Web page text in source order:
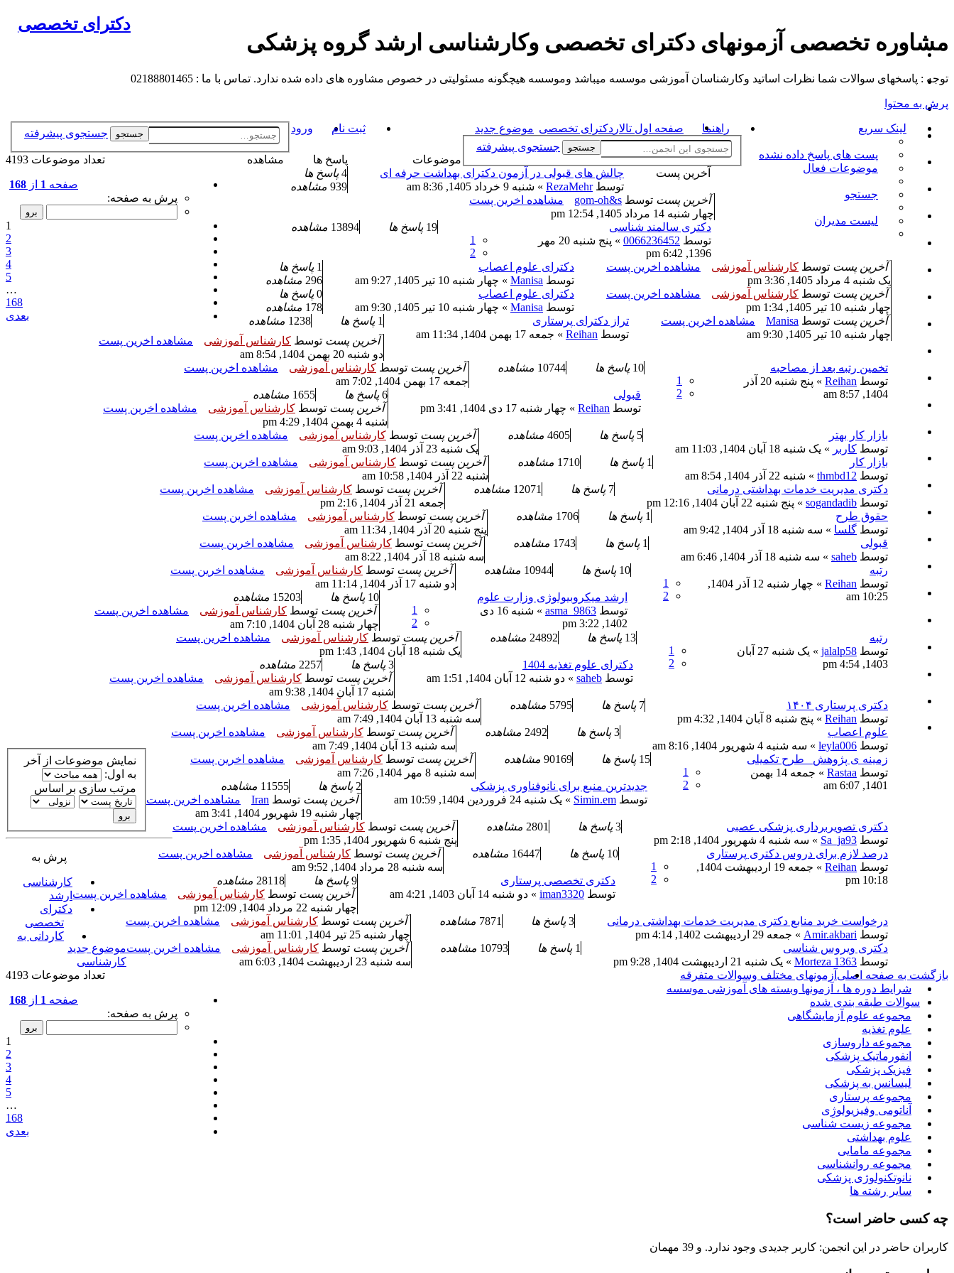
مشاوره تخصصی آزمونهای دکترای تخصصی وکارشناسی ارشد گروه پزشکی
توجه : پاسخهای سوالات شما نظرات اساتید وکارشناسان آموزشی موسسه میباشد وموسسه هیچگونه مسئولیتی در خصوص مشاوره های داده شده ندارد. تماس با ما : 02188801465
پرش به محتوا
جستجو جستجوی پیشرفته لینک سریع
پست های پاسخ داده نشده
موضوعات فعال
جستجو
لیست مدیران
راهنما ورود ثبت نام صفحه اول تالار دکترای تخصصی
دکترای تخصصی
موضوع جدید
جستجو
جستجوی پیشرفته
تعداد موضوعات 4193
صفحه 1 از 168
پرش به صفحه:
1
2
3
4
5
…
168
بعدی
موضوعات پاسخ ها
مشاهده
آخرین پست
چالش های قبولی در آزمون دکترای بهداشت حرفه ای
توسطRezaMehr » شنبه 9 خرداد 1405, 8:36 am
4 پاسخ ها
939 مشاهده
آخرین پست توسط gom-oh&s
مشاهده اخرین پست
چهار شنبه 14 مرداد 1405, 12:54 pm
دکتری سالمند شناسی
1
2
توسط 0066236452
» پنج شنبه 20 مهر
1396, 6:42 pm
19 پاسخ ها 13894 مشاهده
آخرین پست توسط کارشناس آموزشی
مشاهده اخرین پست
یک شنبه 4 مرداد 1405, 3:36 pm
دکترای علوم اعصاب
توسط Manisa » چهار شنبه 10 تیر 1405, 9:27 am
1 پاسخ ها
296 مشاهده
آخرین پست توسط کارشناس آموزشی
مشاهده اخرین پست
چهار شنبه 10 تیر 1405, 1:34 pm
دکترای علوم اعصاب
توسط Manisa » چهار شنبه 10 تیر 1405, 9:30 am
0 پاسخ ها
178 مشاهده
آخرین پست توسط Manisa
مشاهده اخرین پست
چهار شنبه 10 تیر 1405, 9:30 am
تراز دکترای پرستاری
توسط Reihan » جمعه 17 بهمن 1404, 11:34 am
1 پاسخ ها 1238 مشاهده
آخرین پست توسط کارشناس آموزشی
مشاهده اخرین پست
دو شنبه 20 بهمن 1404, 8:54 am
تخمین رتبه بعد از مصاحبه
1
2
توسط Reihan
» پنج شنبه 20 آذر
1404, 8:57 am
10 پاسخ ها 10744 مشاهده آخرین پست توسط کارشناس آموزشی
مشاهده اخرین پست
جمعه 17 بهمن 1404, 7:02 am
قبولی
توسط Reihan » چهار شنبه 17 دی 1404, 3:41 pm
6 پاسخ ها 1655 مشاهده
آخرین پست توسط کارشناس آموزشی
مشاهده اخرین پست
شنبه 4 بهمن 1404, 4:29 pm
بازار کار بهتر
توسط کاربر » یک شنبه 18 آبان 1404, 11:03 am
5 پاسخ ها 4605 مشاهده آخرین پست توسط کارشناس آموزشی
مشاهده اخرین پست
یک شنبه 23 آذر 1404, 9:03 am
بازار کار
توسط thmbd12 » شنبه 22 آذر 1404, 8:54 am
1 پاسخ ها 1710 مشاهده آخرین پست توسط کارشناس آموزشی
مشاهده اخرین پست
شنبه 22 آذر 1404, 10:58 am
دکتری مدیریت خدمات بهداشتی درمانی
توسط sogandadib » پنج شنبه 22 آبان 1404, 12:16 pm
7 پاسخ ها 12071 مشاهده آخرین پست توسط کارشناس آموزشی
مشاهده اخرین پست
جمعه 21 آذر 1404, 2:16 pm
حقوق طرح
توسط گلسا » سه شنبه 18 آذر 1404, 9:42 am
1 پاسخ ها 1706 مشاهده آخرین پست توسط کارشناس آموزشی
مشاهده اخرین پست
پنج شنبه 20 آذر 1404, 11:34 am
قبولی
توسط saheb » سه شنبه 18 آذر 1404, 6:46 am
1 پاسخ ها 1743 مشاهده آخرین پست توسط کارشناس آموزشی
مشاهده اخرین پست
سه شنبه 18 آذر 1404, 8:22 am
رتبه
1
2
توسط Reihan
» چهار شنبه 12 آذر 1404,
10:25 am
10 پاسخ ها 10944 مشاهده آخرین پست توسط کارشناس آموزشی
مشاهده اخرین پست
دو شنبه 17 آذر 1404, 11:14 am
ارشد میکروبیولوژی وزارت علوم
1
2
توسط asma_9863
» شنبه 16 دی
1402, 3:22 pm
10 پاسخ ها 15203 مشاهده
آخرین پست توسط کارشناس آموزشی
مشاهده اخرین پست
چهار شنبه 28 آبان 1404, 7:10 am
رتبه
1
2
توسط jalalp58
» یک شنبه 27 آبان
1403, 4:54 pm
13 پاسخ ها 24892 مشاهده آخرین پست توسط کارشناس آموزشی
مشاهده اخرین پست
یک شنبه 18 آبان 1404, 1:43 pm
دکترای علوم تغذیه 1404
توسط saheb » دو شنبه 12 آبان 1404, 1:51 am
3 پاسخ ها 2257 مشاهده
آخرین پست توسط کارشناس آموزشی
مشاهده اخرین پست
شنبه 17 آبان 1404, 9:38 am
دکتری پرستاری ۱۴۰۴
توسط Reihan » پنج شنبه 8 آبان 1404, 4:32 pm
7 پاسخ ها 5795 مشاهده آخرین پست توسط کارشناس آموزشی
مشاهده اخرین پست
سه شنبه 13 آبان 1404, 7:49 am
علوم اعصاب
توسط leyla006 » سه شنبه 4 شهریور 1404, 8:16 am
3 پاسخ ها 2492 مشاهده آخرین پست توسط کارشناس آموزشی
مشاهده اخرین پست
سه شنبه 13 آبان 1404, 7:49 am
زمینه ی پژوهش_ طرح تکمیلی
1
2
توسط Rastaa
» جمعه 14 بهمن
1401, 6:07 am
15 پاسخ ها 90169 مشاهده آخرین پست توسط کارشناس آموزشی
مشاهده اخرین پست
سه شنبه 8 مهر 1404, 7:26 am
جدیدترین منبع برای نانوفناوری پزشکی
توسط Simin.em » یک شنبه 24 فروردین 1404, 10:59 am
2 پاسخ ها 11555 مشاهده
آخرین پست توسط Iran
مشاهده اخرین پست
چهار شنبه 19 شهریور 1404, 3:41 am
دکتری تصویربرداری پزشکی عصبی
توسط Sa_ja93 » سه شنبه 4 شهریور 1404, 2:18 pm
3 پاسخ ها 2801 مشاهده آخرین پست توسط کارشناس آموزشی
مشاهده اخرین پست
پنج شنبه 6 شهریور 1404, 1:35 pm
درصد لازم برای دروس دکتری پرستاری
1
2
توسط Reihan
» جمعه 19 اردیبهشت 1404,
10:18 pm
10 پاسخ ها 16447 مشاهده آخرین پست توسط کارشناس آموزشی
مشاهده اخرین پست
سه شنبه 28 مرداد 1404, 9:52 am
دکتری تخصصی پرستاری
توسط iman3320 » دو شنبه 14 آبان 1403, 4:21 am
9 پاسخ ها 28118 مشاهده
آخرین پست توسط کارشناس آموزشی
مشاهده اخرین پست
چهار شنبه 22 مرداد 1404, 12:09 pm
درخواست خرید منابع دکتری مدیریت خدمات بهداشتی درمانی
توسط Amir.akbari » جمعه 29 اردیبهشت 1402, 4:14 pm
3 پاسخ ها 7871 مشاهده آخرین پست توسط کارشناس آموزشی
مشاهده اخرین پست
چهار شنبه 25 تیر 1404, 11:01 am
دکتری ویروس شناسی
توسط Morteza 1363 » یک شنبه 21 اردیبهشت 1404, 9:28 pm
1 پاسخ ها 10793 مشاهده آخرین پست توسط کارشناس آموزشی
مشاهده اخرین پست
سه شنبه 23 اردیبهشت 1404, 6:03 am
نمایش موضوعات از آخر
به اول:
مرتب سازی بر اساس
موضوع جدید
تعداد موضوعات 4193
صفحه 1 از 168
پرش به صفحه:
1
2
3
4
5
…
168
بعدی
بازگشت به صفحه اصلی
پرش به
کارشناسی
ارشد
دکترای
تخصصی
کاردانی به
کارشناسی
آزمونهای مختلف وسوالات متفرقه
شرایط دوره ها ، آزمونها وبسته های آموزشی موسسه
سوالات طبقه بندی شده
مجموعه علوم آزمایشگاهی
علوم تغذیه
مجموعه داروسازی
انفورماتیک پزشکی
فیزیک پزشکی
لیسانس به پزشکی
مجموعه پرستاری
آناتومی وفیزیولوژِی
مجموعه زیست شناسی
علوم بهداشتی
مجموعه مامایی
مجموعه روانشناسی
نانوتکنولوژی پزشکی
سایر رشته ها
چه کسی حاضر است؟
کاربران حاضر در این انجمن: کاربر جدیدی وجود ندارد. و 39 مهمان